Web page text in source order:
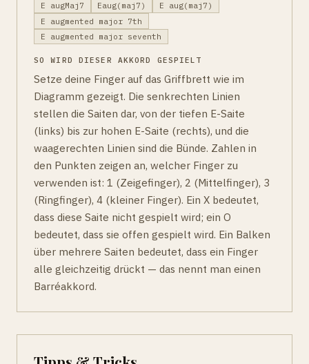
E augMaj7
Eaug(maj7)
E aug(maj7)
E augmented major 7th
E augmented major seventh
SO WIRD DIESER AKKORD GESPIELT
Setze deine Finger auf das Griffbrett wie im
Diagramm gezeigt. Die senkrechten Linien
stellen die Saiten dar, von der tiefen E-Saite
(links) bis zur hohen E-Saite (rechts), und die
waagerechten Linien sind die Bünde. Zahlen in
den Punkten zeigen an, welcher Finger zu
verwenden ist: 1 (Zeigefinger), 2 (Mittelfinger), 3
(Ringfinger), 4 (kleiner Finger). Ein X bedeutet,
dass diese Saite nicht gespielt wird; ein O
bedeutet, dass sie offen gespielt wird. Ein Balken
über mehrere Saiten bedeutet, dass ein Finger
alle gleichzeitig drückt — das nennt man einen
Barréakkord.